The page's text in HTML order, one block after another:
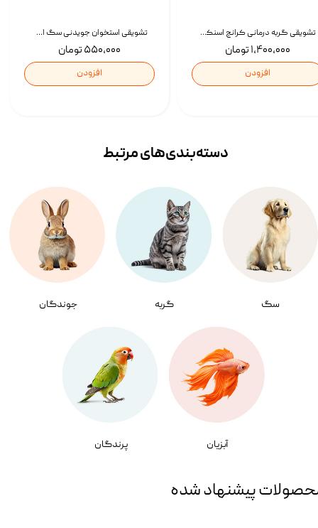
تشویقی استخوان جویدنی سگ اسنکی کرانچی با طعم مرغ Snacky Crunchy Munchy وزن 100 گرم
۵۵۰,۰۰۰ تومان
افزودن
تشویقی گربه درمانی کرانچ اسنکی با طعم میکس Snacky Crunch Cat Treats وزن 60 گرم بسته 4 عددی
۱,۴۰۰,۰۰۰ تومان
افزودن
سگ گربه جوندگان
آبزیان پرندگان
دسته‌بندی‌‌های مرتبط
پیشنهاد شده